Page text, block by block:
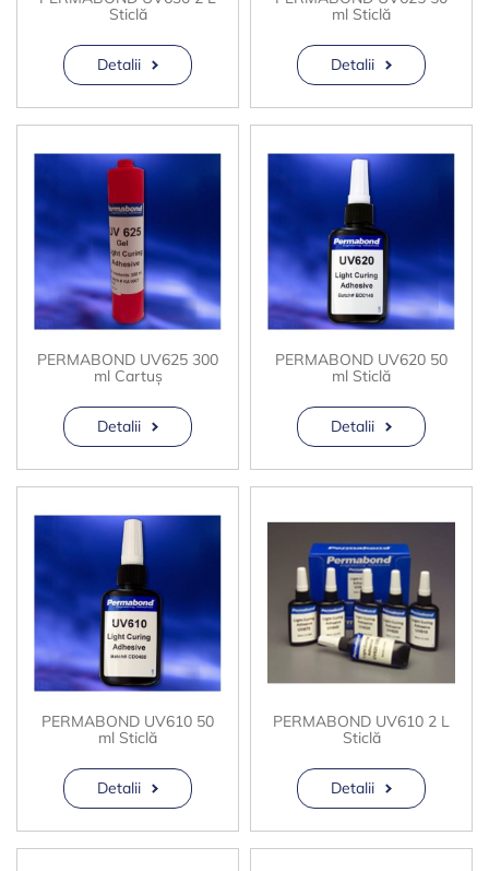
Sticlă
Detalii
ml Sticlă
Detalii
PERMABOND UV625 300
ml Cartuș
Detalii
PERMABOND UV620 50
ml Sticlă
Detalii
PERMABOND UV610 50
ml Sticlă
Detalii
PERMABOND UV610 2 L
Sticlă
Detalii